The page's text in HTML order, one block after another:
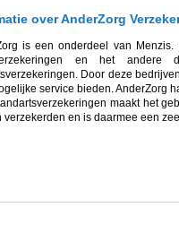
over AnderZorg
is een onderdeel van
en het
Door deze
service bieden. AnderZorg
maakt het
verzekerden en is daarmee een